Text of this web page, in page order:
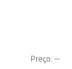
Preço: —